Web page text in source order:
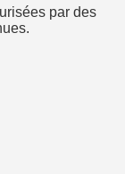
par des